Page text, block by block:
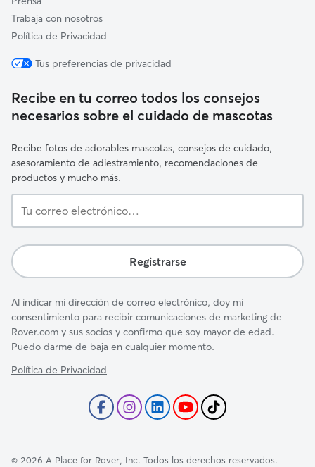
Trabaja con nosotros
Política de Privacidad
Tus preferencias de privacidad
Recibe en tu correo todos los consejos
necesarios sobre el cuidado de mascotas
Recibe fotos de adorables mascotas, consejos de cuidado,
asesoramiento de adiestramiento, recomendaciones de
productos y mucho más.
correo
Registrarse
Al indicar mi dirección de correo electrónico, doy mi
consentimiento para recibir comunicaciones de marketing de
Rover.com y sus socios y confirmo que soy mayor de edad.
Puedo darme de baja en cualquier momento.
Política de Privacidad
© 2026 A Place for Rover, Inc. Todos los derechos reservados.